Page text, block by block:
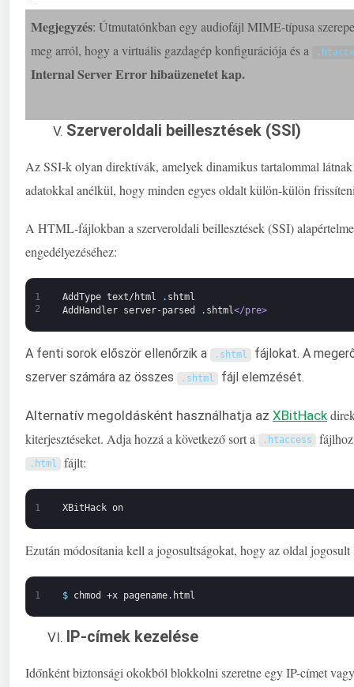
Megjegyzés: Útmutatónkban egy audiofájl MIME-típusa
meg arról, hogy a virtuális gazdagép konfigurációja és a
.
Internal Server Error hibaüzenetet kap.
Szerveroldali beillesztések (SSI)
Az SSI-k olyan direktívák, amelyek dinamikus tartalommal
adatokkal anélkül, hogy minden egyes oldalt külön-külön
A HTML-fájlokban a szerveroldali beillesztések (SSI)
engedélyezéséhez:
1
2
AddType text/html . shtml
AddHandler
server-parsed . shtml</pre>
A fenti sorok először ellenőrzik a . shtml fájlokat. A
szerver számára az összes
. shtml fájl elemzését.
Alternatív megoldásként használhatja az XBitHack
kiterjesztéseket. Adja hozzá a következő sort a
. htaccess
. html fájlt:
1 XBitHack on
Ezután módosítania kell a jogosultságokat, hogy az oldal
1 $ chmod +x pagename. html
IP-címek kezelése
Időnként biztonsági okokból blokkolni szeretne egy IP-címet